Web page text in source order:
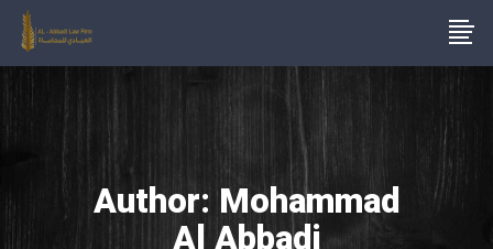
Author: Mohammad
Al Abbadi